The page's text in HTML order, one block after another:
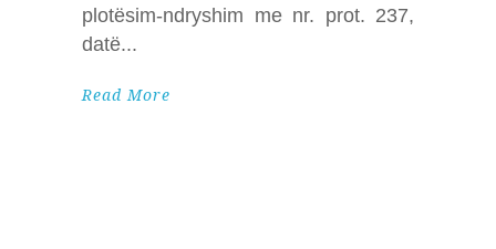
plotësim-ndryshim me nr. prot. 237,
datë
Read More